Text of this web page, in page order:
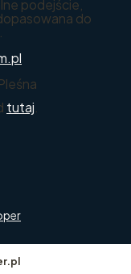
podejście,
do
tutaj